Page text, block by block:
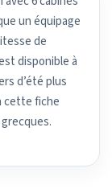
un équipage
de
disponible à
d’été plus
cette fiche